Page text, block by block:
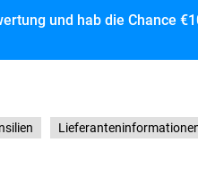
und hab die Chance